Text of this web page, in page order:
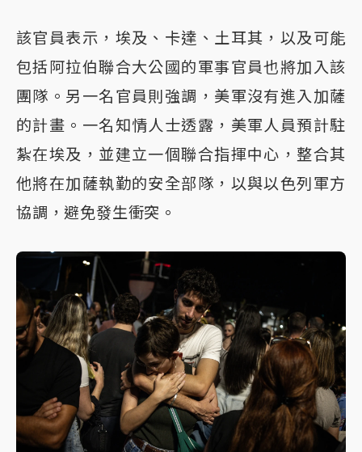
該官員表示，埃及、卡達、土耳其，以及可能
包括阿拉伯聯合大公國的軍事官員也將加入該
團隊。另一名官員則強調，美軍沒有進入加薩
的計畫。一名知情人士透露，美軍人員預計駐
紮在埃及，並建立一個聯合指揮中心，整合其
他將在加薩執勤的安全部隊，以與以色列軍方
協調，避免發生衝突。